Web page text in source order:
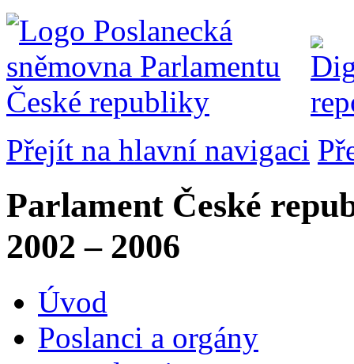
Přejít na hlavní navigaci
Parlament České
2002 – 2006
Úvod
Poslanci a orgány